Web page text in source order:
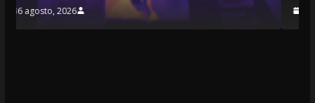
6 agosto, 2026